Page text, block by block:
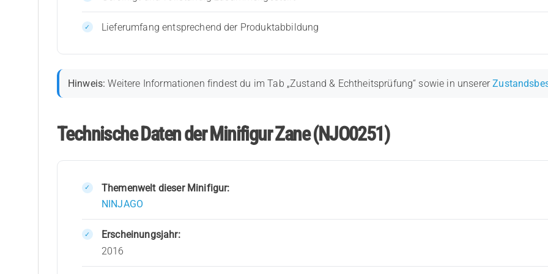
Lieferumfang entsprechend der Produktabbildung
Hinweis: Weitere Informationen findest du im Tab „Zustand & Echtheitsprüfung“ sowie in unserer
Technische Daten der Minifigur Zane (NJO0251)
Themenwelt dieser Minifigur:
NINJAGO
Erscheinungsjahr:
2016